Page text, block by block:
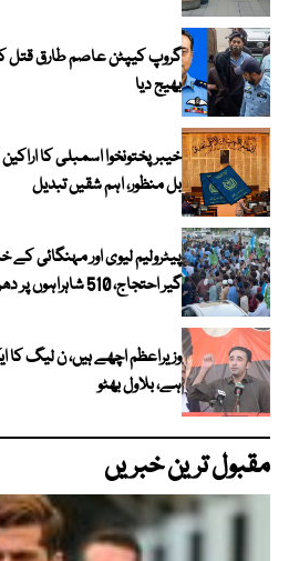
گروپ کیپٹن عاصم طارق قتل
بھیج دیا
خیبرپختونخوا اسمبلی کا
بل منظور، اہم شقیں تبدیل
پیٹرولیم لیوی اور مہنگائی
گیر احتجاج، 510 شاہراہوں پر دھرنوں کا اعلان
وزیراعظم اچھے ہیں، ن لیگ کا
ہے، بلاول بھٹو
مقبول ترین خبریں